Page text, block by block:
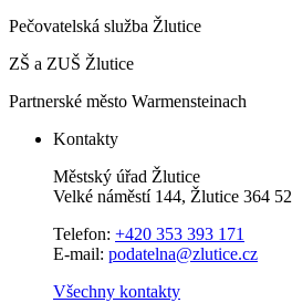
Pečovatelská služba Žlutice
ZŠ a ZUŠ Žlutice
Partnerské město Warmensteinach
Kontakty
Městský úřad Žlutice
Velké náměstí 144, Žlutice 364 52
Telefon: +420 353 393 171
E-mail: podatelna@zlutice.cz
Všechny kontakty